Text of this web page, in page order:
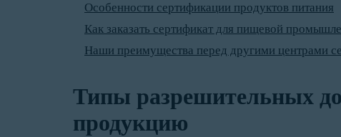
Особенности сертификации продуктов питания
Как заказать сертификат для пищевой
Наши преимущества перед другими центрами
Типы разрешительных
продукцию